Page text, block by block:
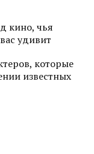
кино, чья
удивит
которые
известных